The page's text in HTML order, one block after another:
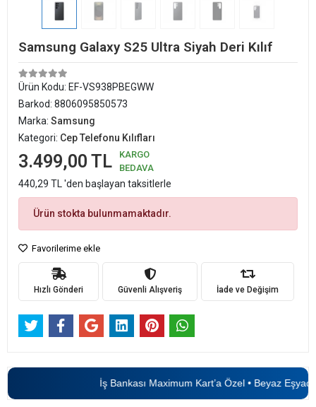
Samsung Galaxy S25 Ultra Siyah Deri Kılıf
Ürün Kodu: EF-VS938PBEGWW
Barkod: 8806095850573
Marka: Samsung
Kategori: Cep Telefonu Kılıfları
3.499,00 TL
KARGO
BEDAVA
440,29 TL 'den başlayan taksitlerle
Ürün stokta bulunmamaktadır.
Favorilerime ekle
Hızlı Gönderi Güvenli Alışveriş İade ve Değişim
İş Bankası Maximum Kart’a Özel • Beyaz Eşyada